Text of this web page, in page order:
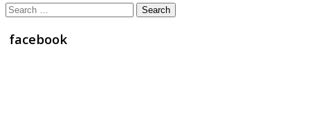
Search
facebook